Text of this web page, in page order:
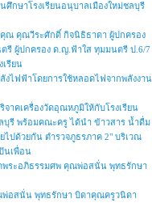
กษาโรงเรียนอนุบาลเมืองใหม่ชลบุรี
คุณ คุณวีระศักดิ์ กิจนิธิธาดา ผู้ปกครอง
ผู้ปกครอง ด.ญ.ฟ้าใส ทุมมนตรี ป.6/7
รียน
งไฟฟ้าโดยการใช้หลอดไฟจากพลังงาน
าคเครื่องวัดอุณหภูมิให้กับโรงเรียน
บุรี พร้อมคณะครู ได้นำ ข้าวสาร น้ำดื่ม
ไปด้วยกัน ตำรวจภูธรภาค 2" บริเวณ
นเพื่อน
พระอภิธรรมศพ คุณพ่อสนั่น พุทธรักษา
พ่อสนั่น พุทธรักษา บิดาคุณครูวนิดา